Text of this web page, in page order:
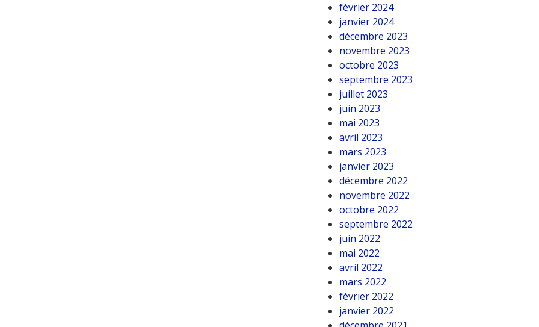
février 2024
janvier 2024
décembre 2023
novembre 2023
octobre 2023
septembre 2023
juillet 2023
juin 2023
mai 2023
avril 2023
mars 2023
janvier 2023
décembre 2022
novembre 2022
octobre 2022
septembre 2022
juin 2022
mai 2022
avril 2022
mars 2022
février 2022
janvier 2022